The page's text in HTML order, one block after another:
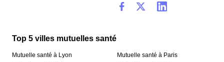
Top 5 villes mutuelles santé
Mutuelle santé à Lyon
Mutuelle santé à Paris